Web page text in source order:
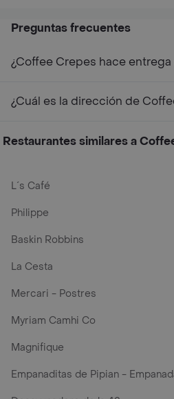
Preguntas frecuentes
¿Coffee Crepes hace
¿Cuál es la dirección de
Restaurantes similares a
L´s Café
Philippe
Baskin Robbins
La Cesta
Mercari - Postres
Myriam Camhi Co
Magnifique
Empanaditas de Pipian -